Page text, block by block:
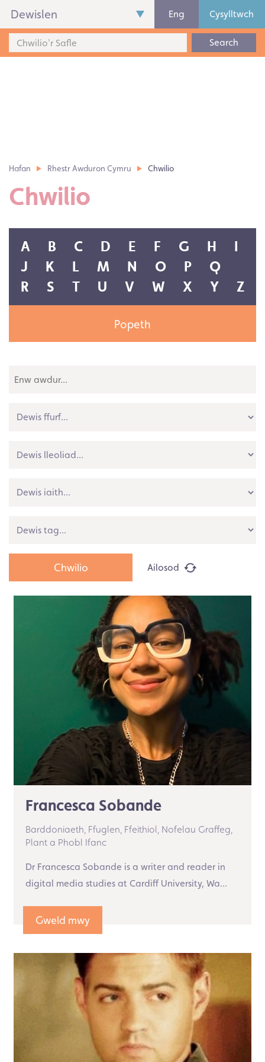
Dewislen Eng Cysylltwch
Search
Hafan Rhestr Awduron Cymru Chwilio
Chwilio
Popeth
Ailosod
Francesca Sobande
Barddoniaeth, Ffuglen, Ffeithiol, Nofelau Graffeg,
Plant a Phobl Ifanc
Dr Francesca Sobande is a writer and reader in
digital media studies at Cardiff University, Wa...
Gweld mwy